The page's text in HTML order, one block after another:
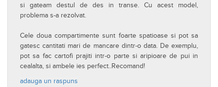
si gateam destul de des in transe. Cu acest model,
problema s-a rezolvat.
Cele doua compartimente sunt foarte spatioase si pot sa
gatesc cantitati mari de mancare dintr-o data. De exemplu,
pot sa fac cartofi prajiti intr-o parte si aripioare de pui in
cealalta, si ambele ies perfect..Recomand!
adauga un raspuns